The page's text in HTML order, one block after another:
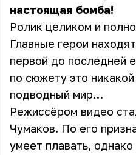
настоящая бомба!
Ролик целиком и
Главные герои
первой до последней
по сюжету это
подводный мир…
Режиссёром видео
Чумаков. По его
умеет плавать, однако